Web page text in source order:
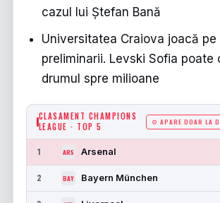
cazul lui Ștefan Bană
Universitatea Craiova joacă pe
preliminarii. Levski Sofia poate
drumul spre milioane
CLASAMENT CHAMPIONS
LEAGUE · TOP 5
⚙ APARE DOAR LA
1 ARS Arsenal
2 BAY Bayern München